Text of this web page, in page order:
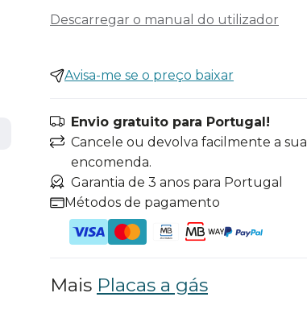
Descarregar o manual do utilizador
Avisa-me se o preço baixar
Envio gratuito para Portugal!
Cancele ou devolva facilmente a sua
encomenda.
Garantia de 3 anos para Portugal
Métodos de pagamento
Mais Placas a gás